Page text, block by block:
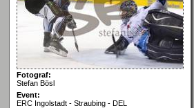
Fotograf:
Stefan Bösl
Event:
ERC Ingolstadt - Straubing - DEL